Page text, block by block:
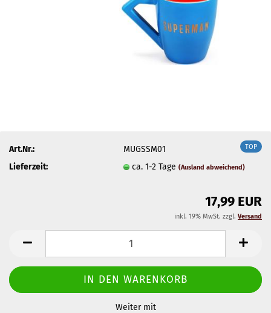
TOP
Art.Nr.:
MUGSSM01
Lieferzeit:
ca. 1-2 Tage(Ausland abweichend)
17,99 EUR
inkl. 19% MwSt. zzgl. Versand
Weiter mit